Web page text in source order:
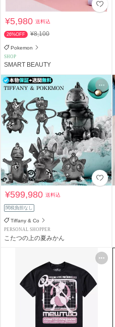
¥5,980送料込
26%OFF ¥8,100
Pokemon
SHOP
SMART BEAUTY
¥599,980送料込
関税負担なし
Tiffany & Co
PERSONAL SHOPPER
こたつの上の夏みかん